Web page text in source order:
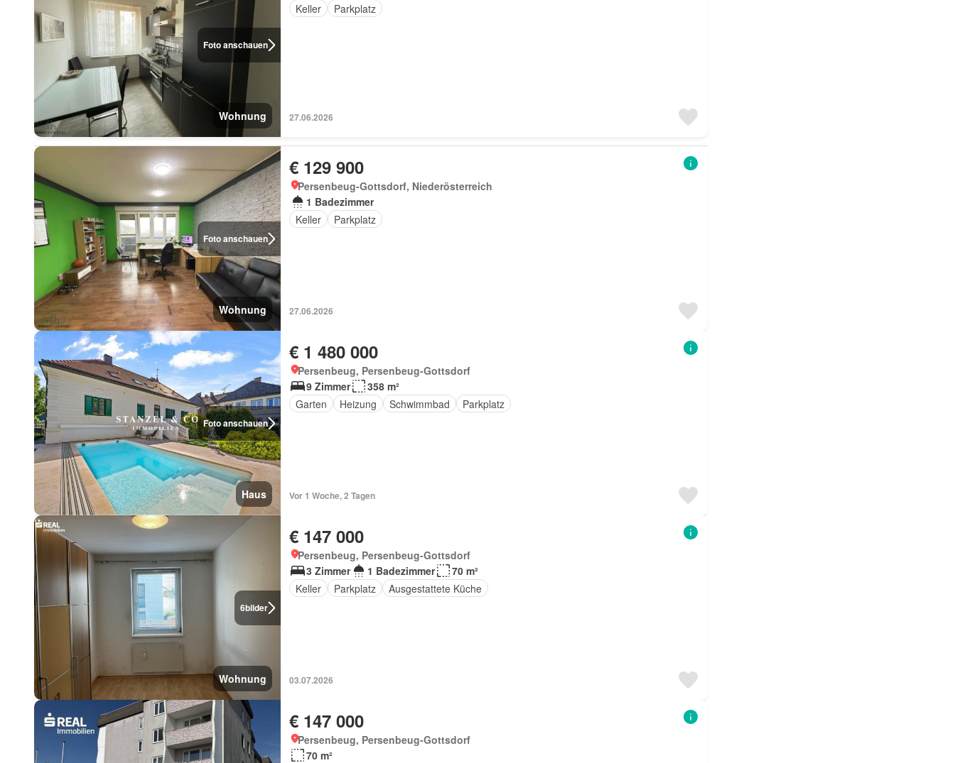
Foto anschauen
Wohnung
Keller
Parkplatz
27.06.2026
Foto anschauen
Wohnung
€ 129 900
Persenbeug-Gottsdorf, Niederösterreich
1 Badezimmer
Keller
Parkplatz
27.06.2026
Foto anschauen
Haus
€ 1 480 000
Persenbeug, Persenbeug-Gottsdorf
9 Zimmer
358 m²
Garten
Heizung Schwimmbad Parkplatz
Vor 1 Woche, 2 Tagen
6bilder
Wohnung
€ 147 000
Persenbeug, Persenbeug-Gottsdorf
3 Zimmer
1 Badezimmer
70 m²
Keller
Parkplatz Ausgestattete Küche
03.07.2026
€ 147 000
Persenbeug, Persenbeug-Gottsdorf
70 m²